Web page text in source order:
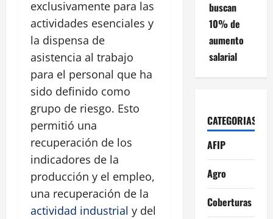
exclusivamente para las
actividades esenciales y
la dispensa de
asistencia al trabajo
para el personal que ha
sido definido como
grupo de riesgo. Esto
permitió una
recuperación de los
indicadores de la
producción y el empleo,
una recuperación de la
actividad industrial y del
buscan
10% de
aumento
salarial
CATEGORIAS
AFIP
Agro
Coberturas